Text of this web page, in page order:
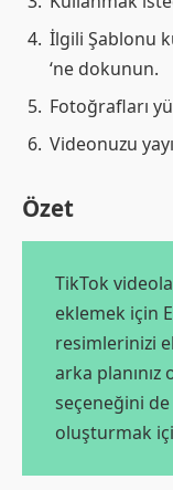
İlgili Şablonu
‘ne dokunun.
Fotoğrafları
Videonuzu
Özet
TikTok
eklemek için
resimlerinizi
arka
seçeneğini
oluşturmak